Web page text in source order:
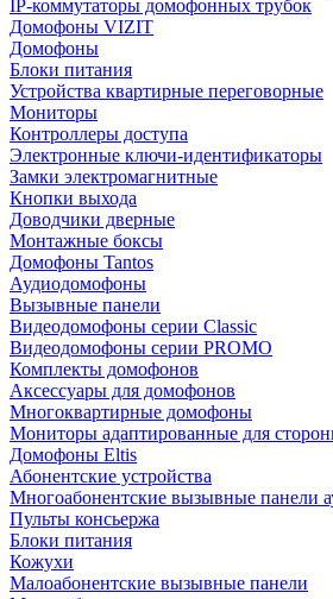
IP-коммутаторы домофонных трубок
Домофоны VIZIT
Домофоны
Блоки питания
Устройства квартирные переговорные
Мониторы
Контроллеры доступа
Электронные ключи-идентификаторы
Замки электромагнитные
Кнопки выхода
Доводчики дверные
Монтажные боксы
Домофоны Tantos
Аудиодомофоны
Вызывные панели
Видеодомофоны серии Classic
Видеодомофоны серии PROMO
Комплекты домофонов
Аксессуары для домофонов
Многоквартирные домофоны
Мониторы адаптированные для
Домофоны Eltis
Абонентские устройства
Многоабонентские вызывные панели
Пульты консьержа
Блоки питания
Кожухи
Малоабонентские вызывные панели